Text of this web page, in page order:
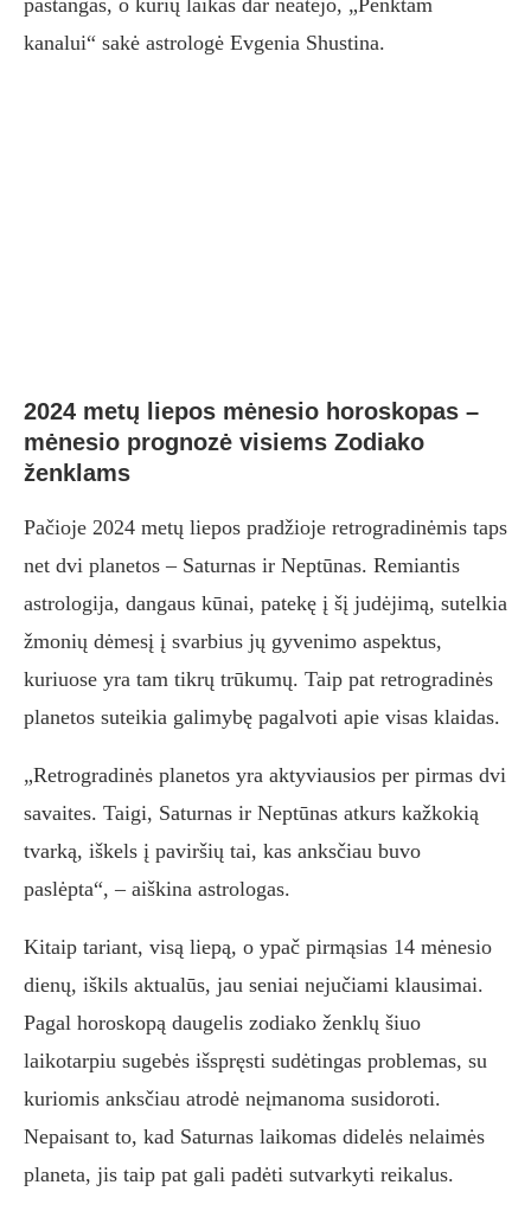
kanalui“ sakė astrologė Evgenia Shustina.
2024 metų liepos mėnesio horoskopas –
mėnesio prognozė visiems Zodiako
ženklams
Pačioje 2024 metų liepos pradžioje retrogradinėmis taps
net dvi planetos – Saturnas ir Neptūnas. Remiantis
astrologija, dangaus kūnai, patekę į šį judėjimą, sutelkia
žmonių dėmesį į svarbius jų gyvenimo aspektus,
kuriuose yra tam tikrų trūkumų. Taip pat retrogradinės
planetos suteikia galimybę pagalvoti apie visas klaidas.
„Retrogradinės planetos yra aktyviausios per pirmas dvi
savaites. Taigi, Saturnas ir Neptūnas atkurs kažkokią
tvarką, iškels į paviršių tai, kas anksčiau buvo
paslėpta“, – aiškina astrologas.
Kitaip tariant, visą liepą, o ypač pirmąsias 14 mėnesio
dienų, iškils aktualūs, jau seniai nejučiami klausimai.
Pagal horoskopą daugelis zodiako ženklų šiuo
laikotarpiu sugebės išspręsti sudėtingas problemas, su
kuriomis anksčiau atrodė neįmanoma susidoroti.
Nepaisant to, kad Saturnas laikomas didelės nelaimės
planeta, jis taip pat gali padėti sutvarkyti reikalus.